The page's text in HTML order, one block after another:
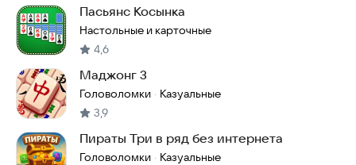
Пасьянс Косынка
Настольные и карточные
4,6
Маджонг 3
Головоломки · Казуальные
3,9
Пираты Три в ряд без интернета
Головоломки · Казуальные